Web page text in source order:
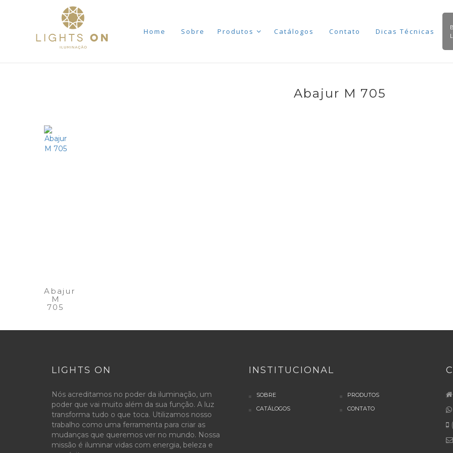
Home Sobre Produtos Catálogos Contato Dicas Técnicas
Abajur M 705
Abajur
M
705
LIGHTS ON
Nós acreditamos no poder da iluminação, um
poder que vai muito além da sua função. A luz
transforma tudo o que toca. Utilizamos nosso
trabalho como uma ferramenta para criar as
mudanças que queremos ver no mundo. Nossa
missão é iluminar vidas com energia, beleza e
INSTITUCIONAL
SOBRE
PRODUTOS
CATÁLOGOS
CONTATO